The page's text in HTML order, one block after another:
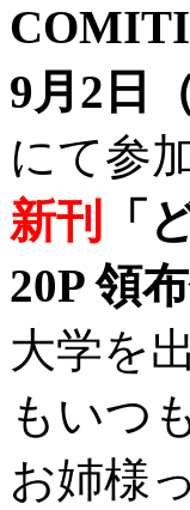
9月2日
にて参
新刊
「
20P 領
大学を
もいつ
お姉様